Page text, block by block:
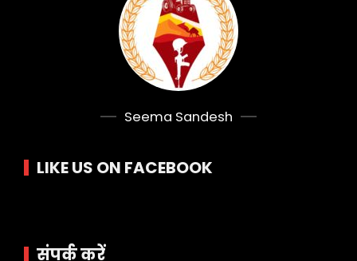
Seema Sandesh
LIKE US ON FACEBOOK
संपर्क करें